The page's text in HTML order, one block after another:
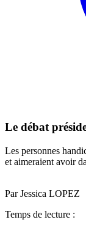
Le débat
Les personnes
et aimeraient avoir
Par Jessica LOPEZ
Temps de lecture :